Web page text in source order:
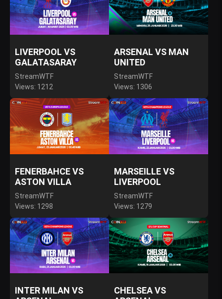
LIVERPOOL VS
GALATASARAY
StreamWTF
Views: 1212
ARSENAL VS MAN
UNITED
StreamWTF
Views: 1306
FENERBAHCE VS
ASTON VILLA
StreamWTF
Views: 1298
MARSEILLE VS
LIVERPOOL
StreamWTF
Views: 1279
INTER MILAN VS
CHELSEA VS